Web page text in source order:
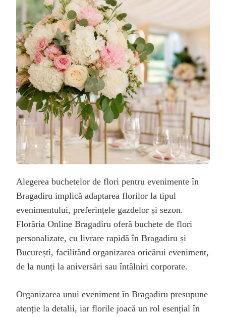
BRAGADIRU
Alegerea buchetelor de flori pentru evenimente în
Bragadiru implică adaptarea florilor la tipul
evenimentului, preferințele gazdelor și sezon.
Florăria Online Bragadiru oferă buchete de flori
personalizate, cu livrare rapidă în Bragadiru și
București, facilitând organizarea oricărui eveniment,
de la nunți la aniversări sau întâlniri corporate.
Organizarea unui eveniment în Bragadiru presupune
atenție la detalii, iar florile joacă un rol esențial în